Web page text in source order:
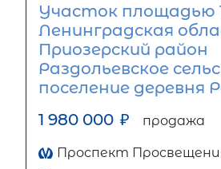
Участок площадью
Ленинградская
Приозерский район
Раздольевское
поселение деревня
1 980 000 ₽ продажа
Проспект